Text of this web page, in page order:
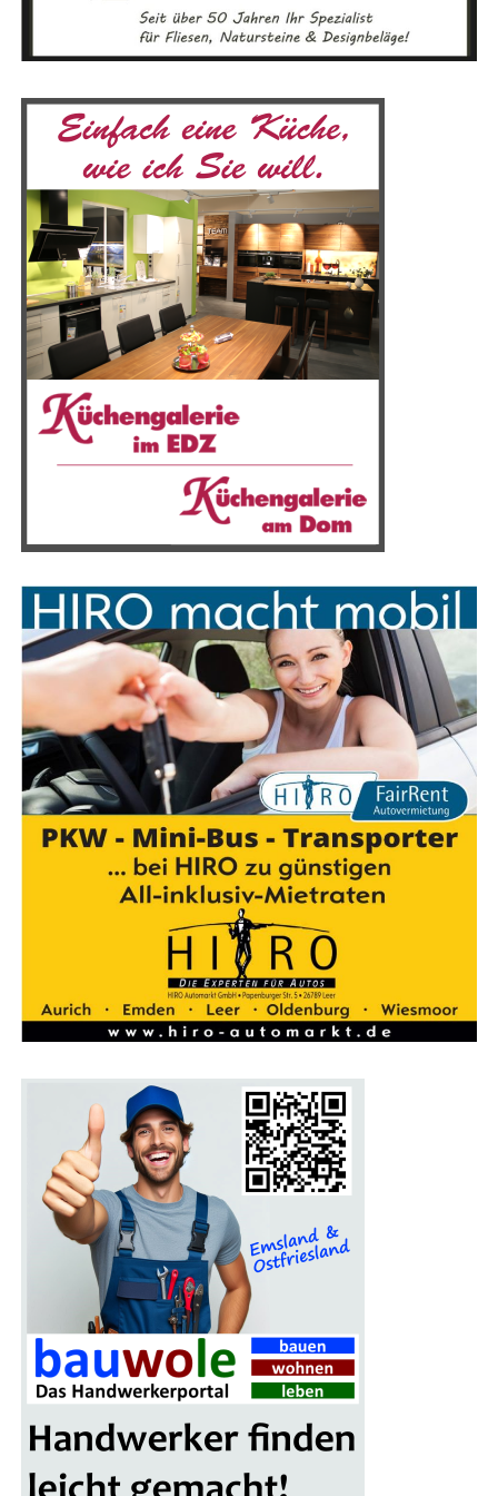
lau­fen­den Kon­trol­len und wis­sen­schaft­li­chen Analysen.